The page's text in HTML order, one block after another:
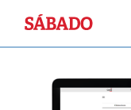
Sábado